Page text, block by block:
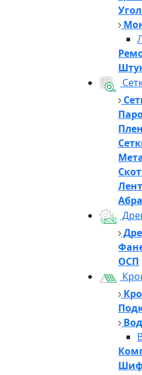
ОСП